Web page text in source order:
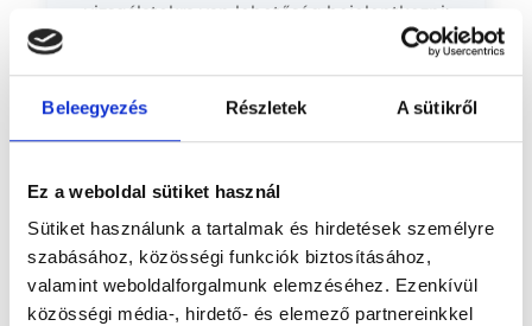
Beleegyezés Részletek A sütikről
Ez a weboldal sütiket használ
Sütiket használunk a tartalmak és hirdetések személyre
szabásához, közösségi funkciók biztosításához,
valamint weboldalforgalmunk elemzéséhez. Ezenkívül
közösségi média-, hirdető- és elemező partnereinkkel
vizsgálatokra van lehetőség bejelentkezni: -
Előző* Szakorvos jelölt (rezidens): általános orvosi oklevéllel rendelkező
orvos, aki jogszabályok szerinti szakorvosi szakképesítés
felelősséggel tartozik és azt közvetlenül felügyeli az egészségügyi
szakorvosjelölt önállóan láthat el feladatokat. A foglaljorvost.hu
felelősségét kizárja esetleges névazonosságért bármely szakorvos
és szakorvosjelölt esetén.